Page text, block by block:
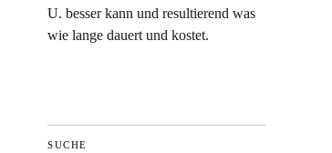
U. besser kann und resultierend was
wie lange dauert und kostet.
SUCHE